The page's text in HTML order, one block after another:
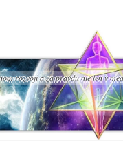
rozvoji a za pravdu nie len v